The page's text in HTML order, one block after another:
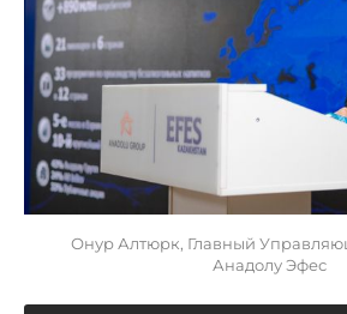
Онур Алтюрк, Главный
Анадолу Эфес